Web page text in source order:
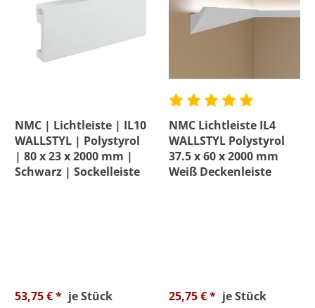
NMC | Lichtleiste | IL10
WALLSTYL | Polystyrol
| 80 x 23 x 2000 mm |
Schwarz | Sockelleiste
53,75 € * je Stück
NMC Lichtleiste IL4
WALLSTYL Polystyrol
37.5 x 60 x 2000 mm
Weiß Deckenleiste
25,75 € * je Stück